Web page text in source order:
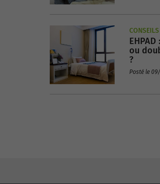
RETRAITE
ou
?
Posté le